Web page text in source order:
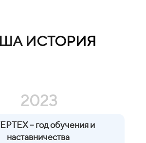
ИСТОРИЯ
2023
– год обучения и
наставничества